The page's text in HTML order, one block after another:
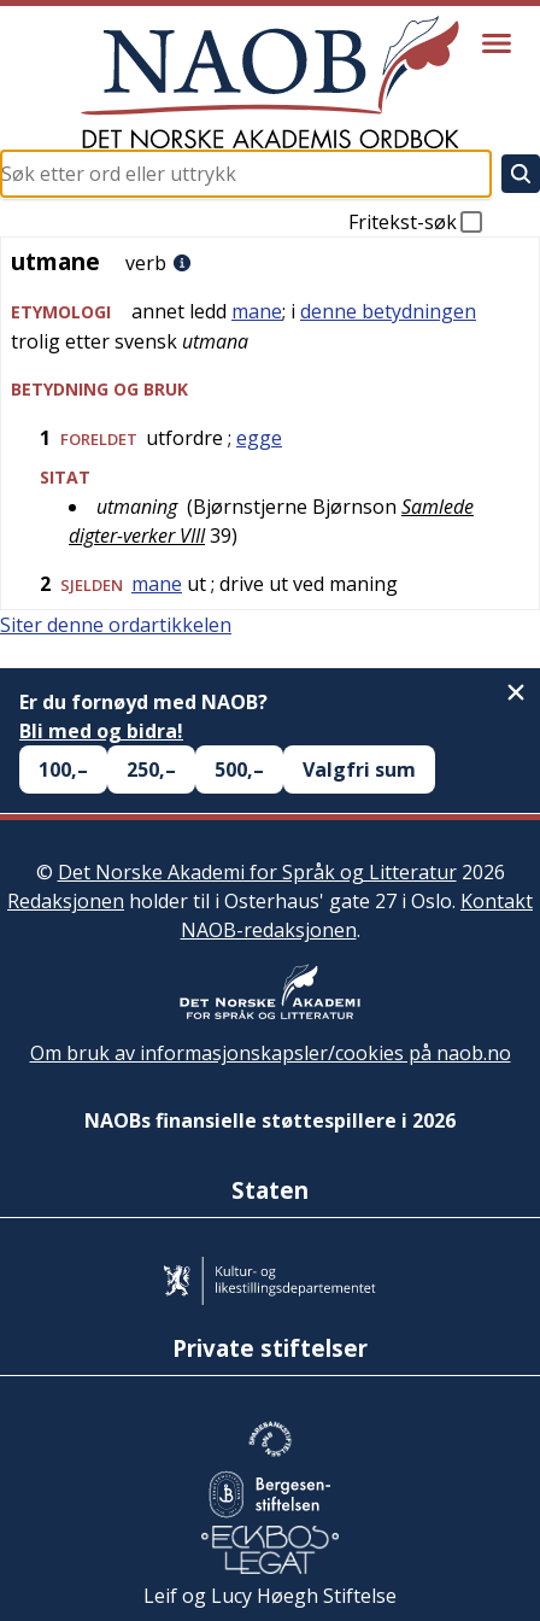
Fritekst-søk
utmane
utmane verb
ETYMOLOGI annet ledd mane; i denne betydningen
trolig ettersvensk utmana
BETYDNING OG BRUK
1 FORELDET utfordre ; egge
SITAT
utmaning (Bjørnstjerne Bjørnson Samlede
digter-verker VIII39)
2 SJELDEN mane ut; drive ut ved maning
Siter denne ordartikkelen
Er du fornøyd med NAOB?
Bli med og bidra!
100,–
250,– 500,– Valgfri sum
© Det Norske Akademi for Språk og Litteratur2026
Redaksjonen holder til i Osterhaus' gate 27 i Oslo. Kontakt
NAOB-redaksjonen.
Om bruk av informasjonskapsler/cookies på naob.no
NAOBs finansielle støttespillere i 2026
Staten
Private stiftelser
Leif og Lucy Høegh Stiftelse